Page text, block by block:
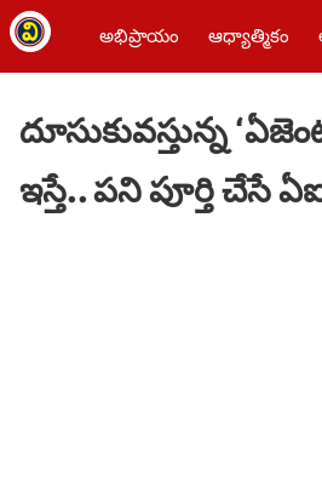
అభిప్రాయం ఆధ్యాత్మికం
దూసుకువస్తున్న
ఇస్తే.. పని పూర్తి చేసే